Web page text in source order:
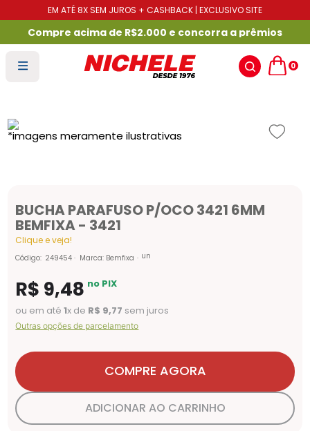
EM ATÉ 8X SEM JUROS + CASHBACK | EXCLUSIVO SITE
Compre acima de R$2.000 e concorra a prêmios
0
BUCHA PARAFUSO P/OCO 3421 6MM
BEMFIXA - 3421
Clique e veja!
Código: 249454 Marca: Bemfixa un
R$ 9,48 no PIX
ou em até1x de R$ 9,77 sem juros
Outras opções de parcelamento
COMPRE AGORA
ADICIONAR AO CARRINHO